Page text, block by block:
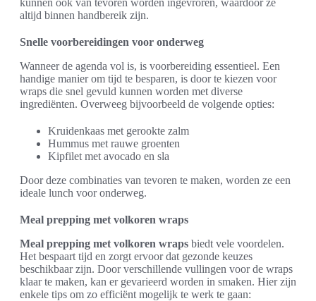
kunnen ook van tevoren worden ingevroren, waardoor ze
altijd binnen handbereik zijn.
Snelle voorbereidingen voor onderweg
Wanneer de agenda vol is, is voorbereiding essentieel. Een
handige manier om tijd te besparen, is door te kiezen voor
wraps die snel gevuld kunnen worden met diverse
ingrediënten. Overweeg bijvoorbeeld de volgende opties:
Kruidenkaas met gerookte zalm
Hummus met rauwe groenten
Kipfilet met avocado en sla
Door deze combinaties van tevoren te maken, worden ze een
ideale lunch voor onderweg.
Meal prepping met volkoren wraps
Meal prepping met volkoren wraps biedt vele voordelen.
Het bespaart tijd en zorgt ervoor dat gezonde keuzes
beschikbaar zijn. Door verschillende vullingen voor de wraps
klaar te maken, kan er gevarieerd worden in smaken. Hier zijn
enkele tips om zo efficiënt mogelijk te werk te gaan: